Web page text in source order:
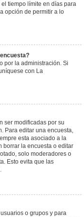
tiempo límite en días para
opción de permitir a lo
por la administración. Si
con La
ser modificadas por su
Para editar una encuesta,
esta asociado a la
borrar la encuesta o editar
solo moderadores o
Esto evita que las
o grupos y para